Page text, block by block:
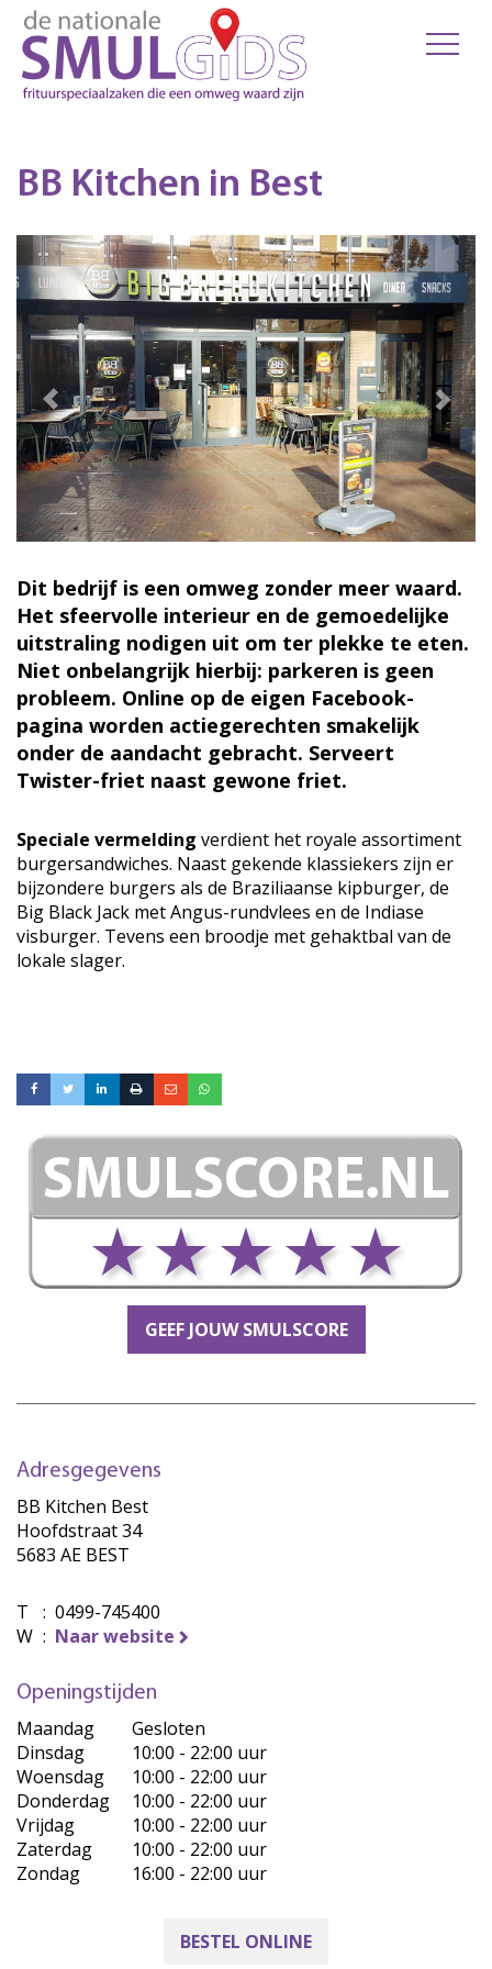
BB Kitchen in Best
Dit bedrijf is een omweg zonder meer waard.
Het sfeervolle interieur en de gemoedelijke
uitstraling nodigen uit om ter plekke te eten.
Niet onbelangrijk hierbij: parkeren is geen
probleem. Online op de eigen Facebook-
pagina worden actiegerechten smakelijk
onder de aandacht gebracht. Serveert
Twister-friet naast gewone friet.
Speciale vermelding verdient het royale assortiment
burgersandwiches. Naast gekende klassiekers zijn er
bijzondere burgers als de Braziliaanse kipburger, de
Big Black Jack met Angus-rundvlees en de Indiase
visburger. Tevens een broodje met gehaktbal van de
lokale slager.
GEEF JOUW SMULSCORE
Adresgegevens
BB Kitchen Best
Hoofdstraat 34
5683 AE BEST
T : 0499-745400
W : Naar website
Openingstijden
Maandag
Gesloten
Dinsdag
10:00 - 22:00 uur
Woensdag
10:00 - 22:00 uur
Donderdag
10:00 - 22:00 uur
Vrijdag
10:00 - 22:00 uur
Zaterdag
10:00 - 22:00 uur
Zondag
16:00 - 22:00 uur
BESTEL ONLINE